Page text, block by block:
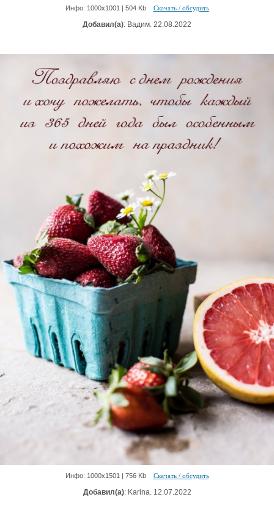
Инфо: 1000х1001 | 504 Kb Скачать / обсудить
Добавил(а): Вадим. 22.08.2022
Инфо: 1000х1501 | 756 Kb Скачать / обсудить
Добавил(а): Karina. 12.07.2022